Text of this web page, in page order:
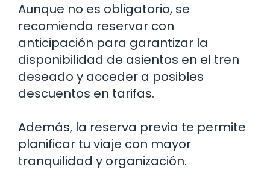
Aunque no es obligatorio, se
recomienda reservar con
anticipación para garantizar la
disponibilidad de asientos en el tren
deseado y acceder a posibles
descuentos en tarifas.
Además, la reserva previa te permite
planificar tu viaje con mayor
tranquilidad y organización.